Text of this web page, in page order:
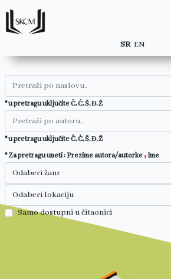
SR EN
* u pretragu uključite Č, Ć, Š, Đ, Ž
* u pretragu uključite Č, Ć, Š, Đ, Ž
* Za pretragu uneti : Prezime autora/autorke ,Ime
Samo dostupni u čitaonici